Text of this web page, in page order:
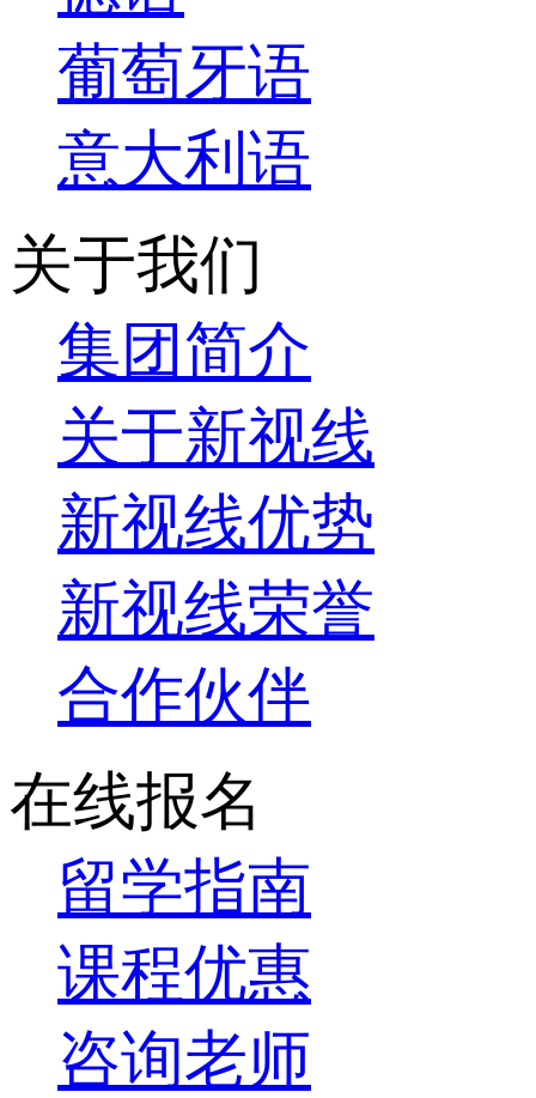
葡萄牙语
意大利语
关于我们
集团简介
关于新视线
新视线优势
新视线荣誉
合作伙伴
在线报名
留学指南
课程优惠
咨询老师